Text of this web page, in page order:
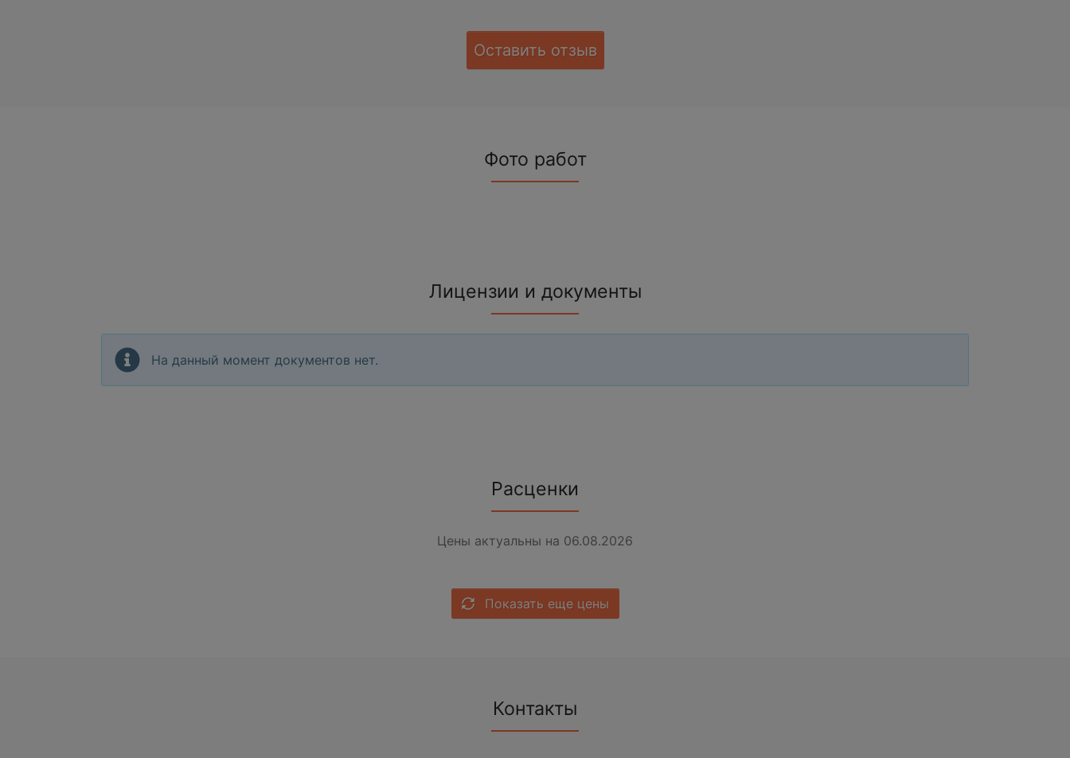
Оставить отзыв
Фото работ
Лицензии и документы
На данный момент документов нет.
Расценки
Цены актуальны на 06.08.2026
Показать еще цены
Контакты